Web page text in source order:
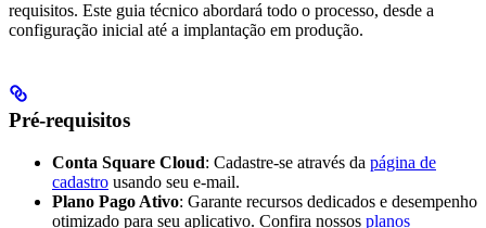
requisitos. Este guia técnico abordará todo o processo, desde a
configuração inicial até a implantação em produção.
Pré-requisitos
Conta Square Cloud: Cadastre-se através da página de
cadastro usando seu e-mail.
Plano Pago Ativo: Garante recursos dedicados e desempenho
otimizado para seu aplicativo. Confira nossos planos